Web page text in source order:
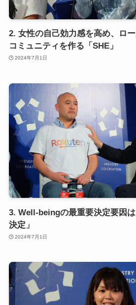
2. 女性の自己効力感を高め、ロ
コミュニティを作る「SHE」
2024年7月1日
3. Well-beingの最重要決定要因
決定」
2024年7月1日